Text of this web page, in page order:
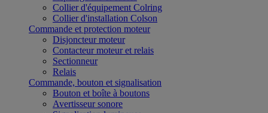
Collier d'équipement Colring
Collier d'installation Colson
Commande et protection moteur
Disjoncteur moteur
Contacteur moteur et relais
Sectionneur
Relais
Commande, bouton et signalisation
Bouton et boîte à boutons
Avertisseur sonore